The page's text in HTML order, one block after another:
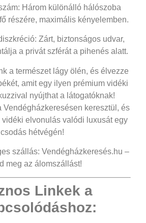
: Három különálló hálószoba
részére, maximális kényelemben.
: Zárt, biztonságos udvar,
a privát szférát a pihenés alatt.
a természet lágy ölén, és élvezze
amit egy ilyen prémium vidéki
nyújthat a látogatóknak!
Vendégházkeresésen keresztül, és
elvonulás valódi luxusát egy
csodás hétvégén!
szállás: Vendégházkeresés.hu –
meg az álomszállást!
Linkek a